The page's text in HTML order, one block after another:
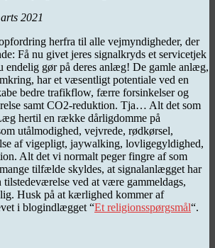
2021
herfra til alle vejmyndigheder, der
Få nu givet jeres signalkryds et servicetjek
endelig gør på deres anlæg! De gamle anlæg,
har et væsentligt potentiale ved en
bedre trafikflow, færre forsinkelser og
samt CO2-reduktion. Tja… Alt det som
hertil en række dårligdomme på
utålmodighed, vejvrede, rødkørsel,
af vigepligt, jaywalking, lovligegyldighed,
Alt det vi normalt peger fingre af som
tilfælde skyldes, at signalanlægget har
tilstedeværelse ved at være gammeldags,
Husk på at kærlighed kommer af
i blogindlægget “Et religionsspørgsmål“.